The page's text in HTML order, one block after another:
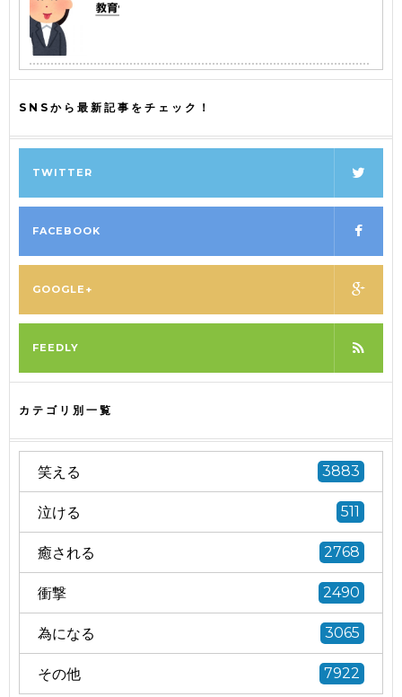
SNSから最新記事をチェック！
TWITTER
FACEBOOK
GOOGLE+
FEEDLY
カテゴリ別一覧
笑える 3883
泣ける 511
癒される 2768
衝撃 2490
為になる 3065
その他 7922